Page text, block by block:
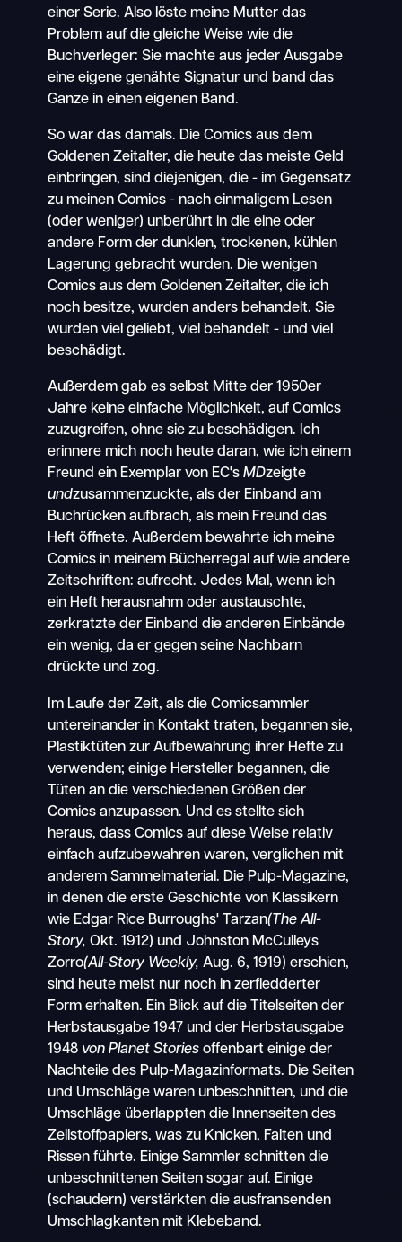
einer Serie. Also löste meine Mutter das
Problem auf die gleiche Weise wie die
Buchverleger: Sie machte aus jeder Ausgabe
eine eigene genähte Signatur und band das
Ganze in einen eigenen Band.
So war das damals. Die Comics aus dem
Goldenen Zeitalter, die heute das meiste Geld
einbringen, sind diejenigen, die - im Gegensatz
zu meinen Comics - nach einmaligem Lesen
(oder weniger) unberührt in die eine oder
andere Form der dunklen, trockenen, kühlen
Lagerung gebracht wurden. Die wenigen
Comics aus dem Goldenen Zeitalter, die ich
noch besitze, wurden anders behandelt. Sie
wurden viel geliebt, viel behandelt - und viel
beschädigt.
Außerdem gab es selbst Mitte der 1950er
Jahre keine einfache Möglichkeit, auf Comics
zuzugreifen, ohne sie zu beschädigen. Ich
erinnere mich noch heute daran, wie ich einem
Freund ein Exemplar von EC's MDzeigte
undzusammenzuckte, als der Einband am
Buchrücken aufbrach, als mein Freund das
Heft öffnete. Außerdem bewahrte ich meine
Comics in meinem Bücherregal auf wie andere
Zeitschriften: aufrecht. Jedes Mal, wenn ich
ein Heft herausnahm oder austauschte,
zerkratzte der Einband die anderen Einbände
ein wenig, da er gegen seine Nachbarn
drückte und zog.
Im Laufe der Zeit, als die Comicsammler
untereinander in Kontakt traten, begannen sie,
Plastiktüten zur Aufbewahrung ihrer Hefte zu
verwenden; einige Hersteller begannen, die
Tüten an die verschiedenen Größen der
Comics anzupassen. Und es stellte sich
heraus, dass Comics auf diese Weise relativ
einfach aufzubewahren waren, verglichen mit
anderem Sammelmaterial. Die Pulp-Magazine,
in denen die erste Geschichte von Klassikern
wie Edgar Rice Burroughs' Tarzan(The All-
Story, Okt. 1912) und Johnston McCulleys
Zorro(All-Story Weekly, Aug. 6, 1919) erschien,
sind heute meist nur noch in zerfledderter
Form erhalten. Ein Blick auf die Titelseiten der
Herbstausgabe 1947 und der Herbstausgabe
1948 von Planet Storiesoffenbart einige der
Nachteile des Pulp-Magazinformats. Die Seiten
und Umschläge waren unbeschnitten, und die
Umschläge überlappten die Innenseiten des
Zellstoffpapiers, was zu Knicken, Falten und
Rissen führte. Einige Sammler schnitten die
unbeschnittenen Seiten sogar auf. Einige
(schaudern) verstärkten die ausfransenden
Umschlagkanten mit Klebeband.